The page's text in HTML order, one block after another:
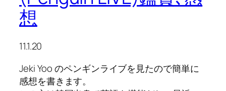
想
11.1.20
Jeki Yoo のペンギンライブを見たので簡単に
感想を書きます。